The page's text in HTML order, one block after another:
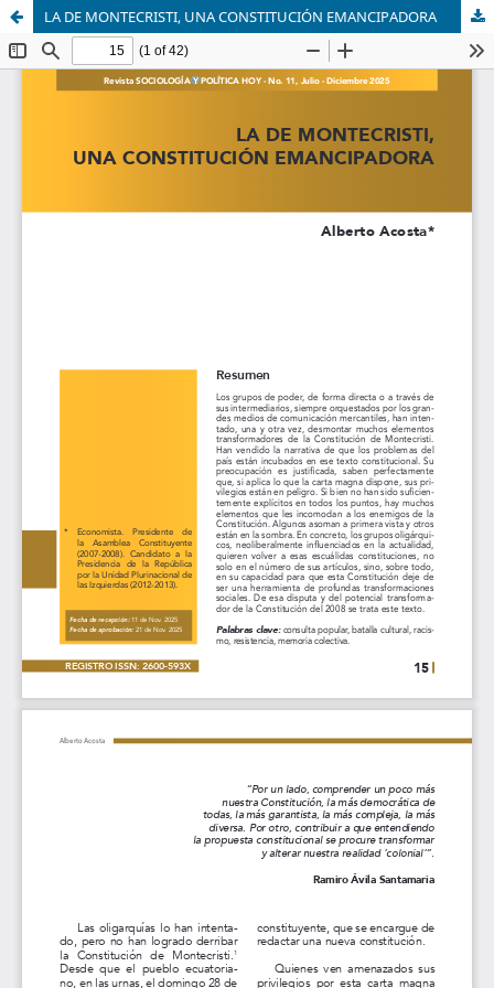
LA DE MONTECRISTI, UNA CONSTITUCIÓN EMANCIPADORA